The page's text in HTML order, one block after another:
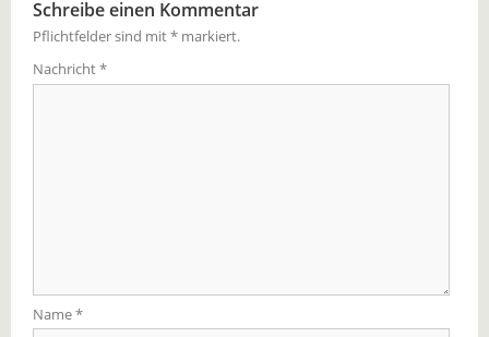
Schreibe einen Kommentar
Pflichtfelder sind mit* markiert.
Nachricht*
Name*